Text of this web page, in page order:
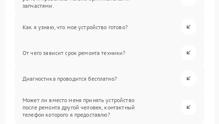
запчастями.
Как я узнаю, что мое устройство готово?
От чего зависит срок ремонта техники?
Диагностика проводится бесплатно?
Может ли вместо меня принять устройство
после ремонта другой человек, контактный
телефон которого я предоставлю?